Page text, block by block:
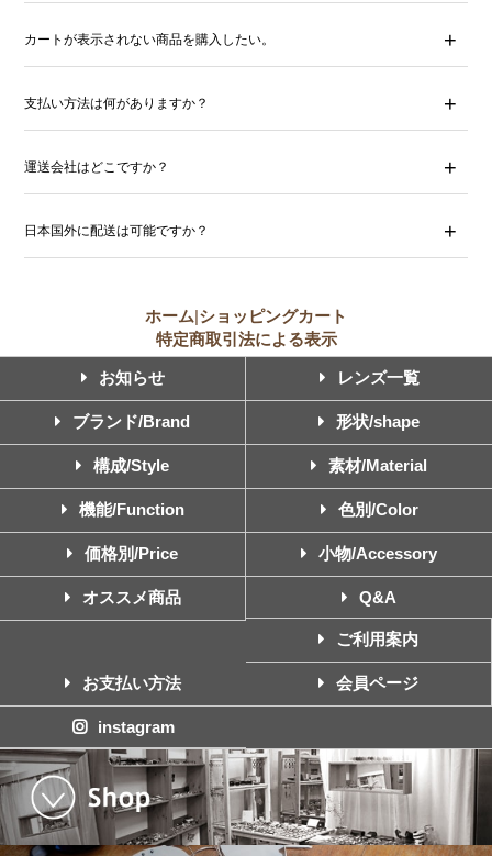
カートが表示されない商品を購入したい。
支払い方法は何がありますか？
運送会社はどこですか？
日本国外に配送は可能ですか？
ホーム|ショッピングカート
特定商取引法による表示
お知らせ レンズ一覧
ブランド/Brand 形状/shape
構成/Style 素材/Material
機能/Function 色別/Color
価格別/Price 小物/Accessory
オススメ商品 Q&A
ご利用案内
お支払い方法 会員ページ
instagram